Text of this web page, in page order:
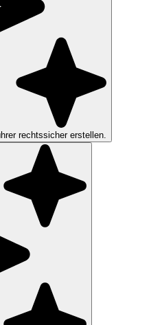
rechtssicher erstellen.